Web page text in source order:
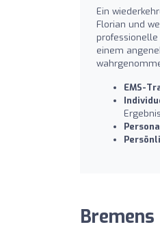
Ein
Florian und
einem
EMS-